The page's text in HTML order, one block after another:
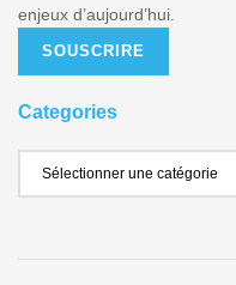
enjeux d’aujourd’hui.
SOUSCRIRE
Categories